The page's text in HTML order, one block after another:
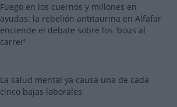
Fuego en los cuernos y millones en
ayudas: la rebelión antitaurina en Alfafar
enciende el debate sobre los 'bous al
carrer'
La salud mental ya causa una de cada
cinco bajas laborales